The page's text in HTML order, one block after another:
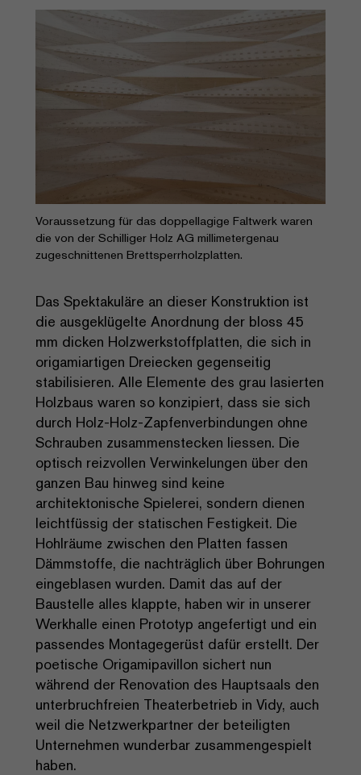
Voraussetzung für das doppellagige Faltwerk waren
die von der Schilliger Holz AG millimetergenau
zugeschnittenen Brettsperrholzplatten.
Das Spektakuläre an dieser Konstruktion ist
die ausgeklügelte Anordnung der bloss 45
mm dicken Holzwerkstoffplatten, die sich in
origamiartigen Dreiecken gegenseitig
stabilisieren. Alle Elemente des grau lasierten
Holzbaus waren so konzipiert, dass sie sich
durch Holz-Holz-Zapfenverbindungen ohne
Schrauben zusammenstecken liessen. Die
optisch reizvollen Verwinkelungen über den
ganzen Bau hinweg sind keine
architektonische Spielerei, sondern dienen
leichtfüssig der statischen Festigkeit. Die
Hohlräume zwischen den Platten fassen
Dämmstoffe, die nachträglich über Bohrungen
eingeblasen wurden. Damit das auf der
Baustelle alles klappte, haben wir in unserer
Werkhalle einen Prototyp angefertigt und ein
passendes Montagegerüst dafür erstellt. Der
poetische Origamipavillon sichert nun
während der Renovation des Hauptsaals den
unterbruchfreien Theaterbetrieb in Vidy, auch
weil die Netzwerkpartner der beteiligten
Unternehmen wunderbar zusammengespielt
haben.